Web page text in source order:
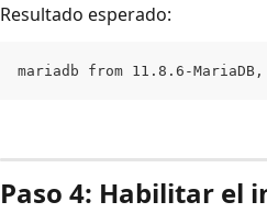
Resultado esperado:
mariadb from 11.8.6-
Paso 4: Habilitar el